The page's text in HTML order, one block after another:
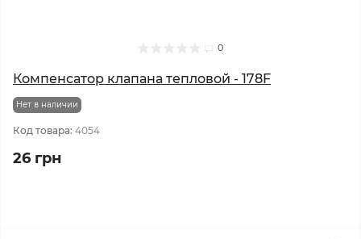
0
Компенсатор клапана тепловой - 178F
Нет в наличии
Код товара: 4054
26 грн